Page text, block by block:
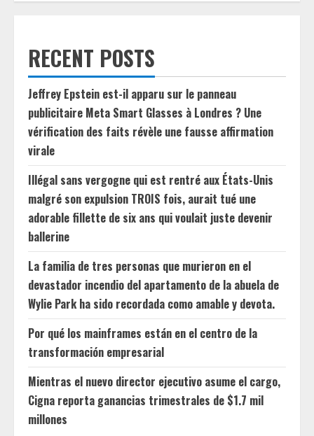
RECENT POSTS
Jeffrey Epstein est-il apparu sur le panneau
publicitaire Meta Smart Glasses à Londres ? Une
vérification des faits révèle une fausse affirmation
virale
Illégal sans vergogne qui est rentré aux États-Unis
malgré son expulsion TROIS fois, aurait tué une
adorable fillette de six ans qui voulait juste devenir
ballerine
La familia de tres personas que murieron en el
devastador incendio del apartamento de la abuela de
Wylie Park ha sido recordada como amable y devota.
Por qué los mainframes están en el centro de la
transformación empresarial
Mientras el nuevo director ejecutivo asume el cargo,
Cigna reporta ganancias trimestrales de $1.7 mil
millones